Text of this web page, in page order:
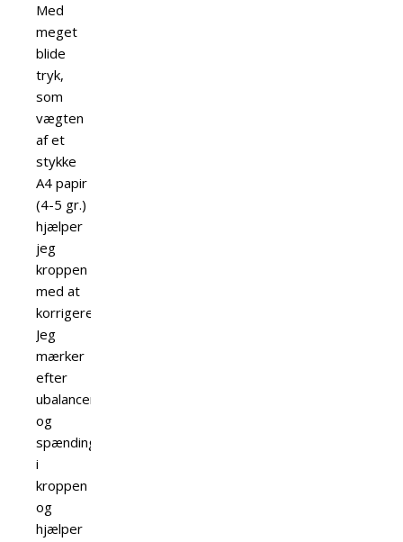
Med
meget
blide
tryk,
som
vægten
af et
stykke
A4 papir
(4-5 gr.)
hjælper
jeg
kroppen
med at
korrigere.
Jeg
mærker
efter
ubalancer
og
spændinger
i
kroppen
og
hjælper